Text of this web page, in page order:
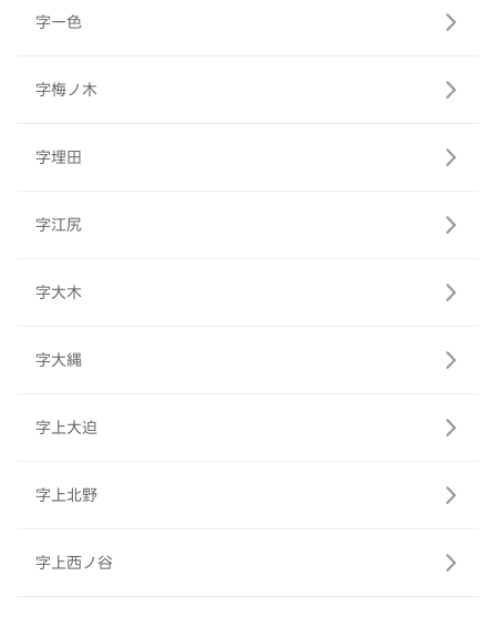
字一色
字梅ノ木
字埋田
字江尻
字大木
字大縄
字上大迫
字上北野
字上西ノ谷